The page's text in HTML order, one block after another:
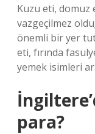
Kuzu eti, domuz
vazgeçilmez
önemli bir yer
eti, fırında
yemek isimleri
para?